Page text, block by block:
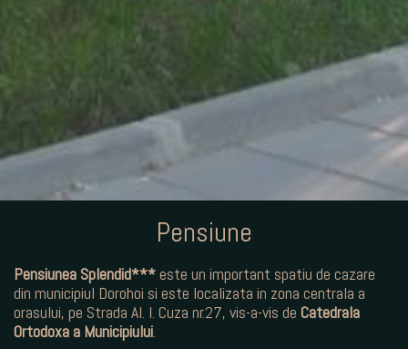
Pensiune
Pensiunea Splendid***este un important spatiu de cazare
din municipiul Dorohoi si este localizata in zona centrala a
orasului, pe Strada Al. I. Cuza nr.27, vis-a-vis de Catedrala
Ortodoxa a Municipiului.